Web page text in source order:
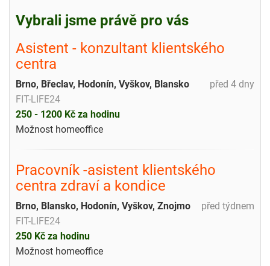
Vybrali jsme právě pro vás
Asistent - konzultant klientského
centra
před 4 dny
Brno, Břeclav, Hodonín, Vyškov, Blansko
FIT-LIFE24
250 - 1200 Kč za hodinu
Možnost homeoffice
Pracovník -asistent klientského
centra zdraví a kondice
před týdnem
Brno, Blansko, Hodonín, Vyškov, Znojmo
FIT-LIFE24
250 Kč za hodinu
Možnost homeoffice